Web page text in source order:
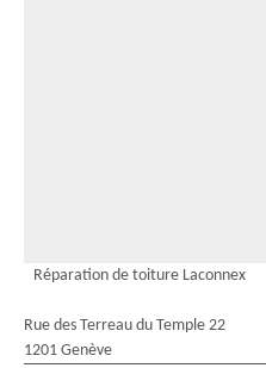
Réparation de toiture Laconnex
Rue des Terreau du Temple 22
1201 Genève